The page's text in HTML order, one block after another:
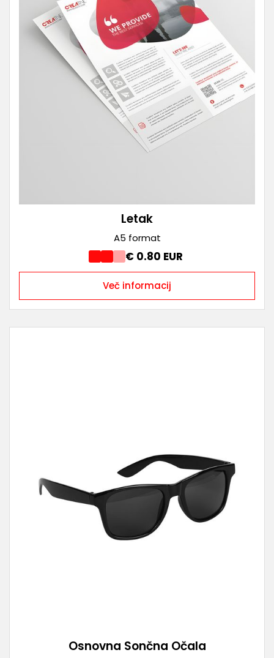
Letak
A5 format
€ 0.80 EUR
Več informacij
Osnovna Sončna Očala